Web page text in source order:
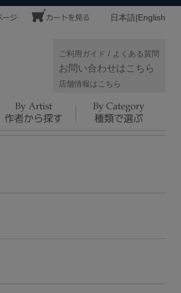
ご利用ガイド / よくある質問
お問い合わせはこちら
店舗情報はこちら
日本語|English